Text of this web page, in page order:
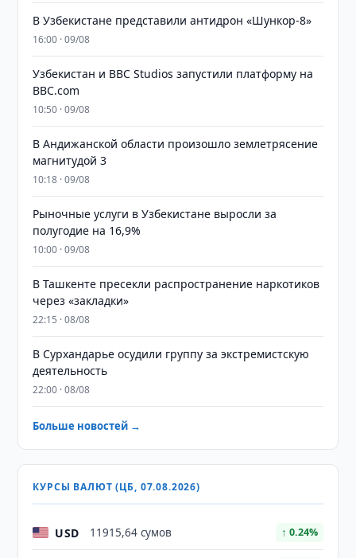
В Узбекистане представили антидрон «Шункор-8»
16:00 · 09/08
Узбекистан и BBC Studios запустили платформу на
BBC.com
10:50 · 09/08
В Андижанской области произошло землетрясение
магнитудой 3
10:18 · 09/08
Рыночные услуги в Узбекистане выросли за
полугодие на 16,9%
10:00 · 09/08
В Ташкенте пресекли распространение наркотиков
через «закладки»
22:15 · 08/08
В Сурхандарье осудили группу за экстремистскую
деятельность
22:00 · 08/08
Больше новостей →
КУРСЫ ВАЛЮТ (ЦБ, 07.08.2026)
USD 11915,64 сумов ↑ 0.24%